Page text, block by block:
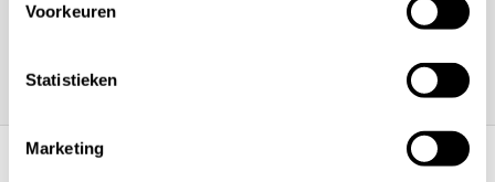
Voorkeuren
Statistieken
Marketing
Contactgegevens